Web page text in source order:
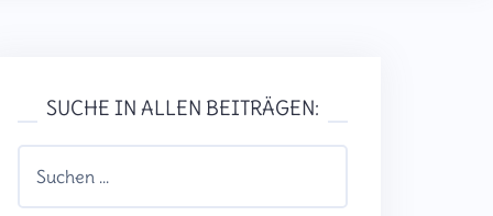
SUCHE IN ALLEN BEITRÄGEN: